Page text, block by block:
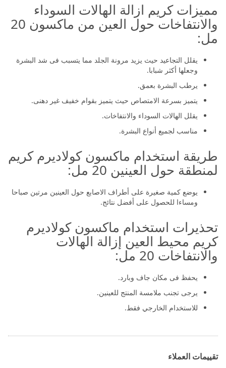
مميزات كريم ازالة الهالات السوداء
والانتفاخات حول العين من ماكسون 20
مل:
يقلل التجاعيد حيث يزيد مرونة الجلد مما يتسبب فى شد البشرة
وجعلها أكثر شبابا.
يرطب البشرة بعمق.
يتميز بسرعة الامتصاص حيث يتميز بقوام خفيف غير دهنى.
يقلل الهالات السوداء والانتفاخات.
مناسب لجميع أنواع البشرة.
طريقة استخدام ماكسون كولاديرم كريم
لمنطقة حول العينين 20 مل:
يوضع كمية صغيرة على أطراف الاصابع حول العينين مرتين صباحا
ومساءا للحصول على أفضل نتائج.
تحذيرات استخدام ماكسون كولاديرم
كريم محيط العين إزالة الهالات
والانتفاخات 20 مل:
يحفظ فى مكان جاف وبارد.
يرجى تجنب ملامسة المنتج للعينين.
للاستخدام الخارجي فقط.
تقييمات العملاء